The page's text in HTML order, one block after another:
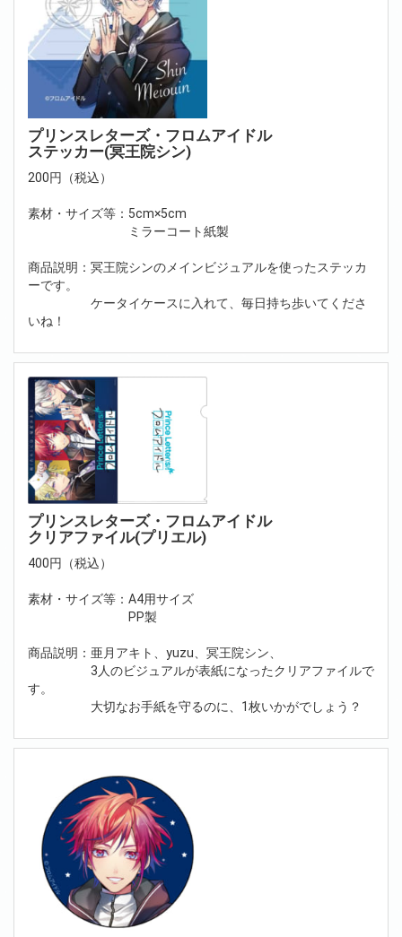
プリンスレターズ・フロムアイドル
ステッカー(冥王院シン)
200円（税込）
素材・サイズ等：5cm×5cm
ミラーコート紙製
商品説明：冥王院シンのメインビジュアルを使ったステッカ
ーです。
ケータイケースに入れて、毎日持ち歩いてくださ
いね！
プリンスレターズ・フロムアイドル
クリアファイル(プリエル)
400円（税込）
素材・サイズ等：A4用サイズ
PP製
商品説明：亜月アキト、yuzu、冥王院シン、
3人のビジュアルが表紙になったクリアファイルで
す。
大切なお手紙を守るのに、1枚いかがでしょう？